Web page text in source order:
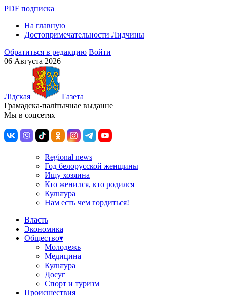
PDF подписка
На главную
Достопримечательности Лидчины
Обратиться в редакцию Войти
06 Августа 2026
Лiдская
Газета
Грамадска-палiтычнае выданне
Мы в соцсетях
Regional news
Год белорусской женщины
Ищу хозяина
Кто женился, кто родился
Культура
Нам есть чем гордиться!
Власть
Экономика
Общество▾
Молодежь
Медицина
Культура
Досуг
Спорт и туризм
Происшествия